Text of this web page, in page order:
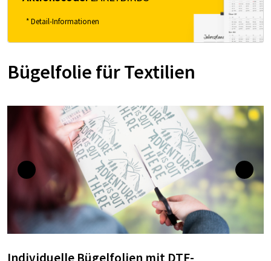
* Detail-Informationen
Bügelfolie für Textilien
Individuelle Bügelfolien mit DTF-